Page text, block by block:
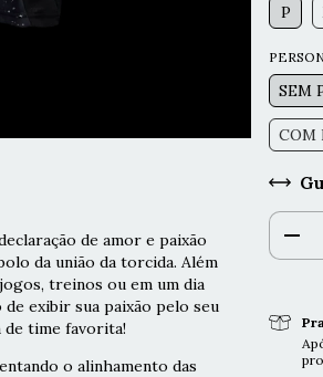
de amor e paixão
da união da torcida. Além
treinos ou em um dia
exibir sua paixão pelo seu
de time favorita!
o alinhamento das
P
SEM
COM